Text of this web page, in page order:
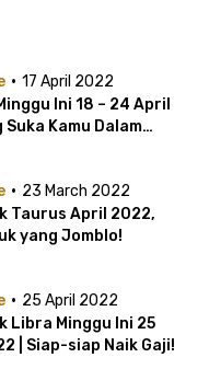
· 17 April 2022
Ini 18 – 24 April
Kamu Dalam
· 23 March 2022
Taurus April 2022,
yang Jomblo!
· 25 April 2022
Libra Minggu Ini 25
| Siap-siap Naik Gaji!